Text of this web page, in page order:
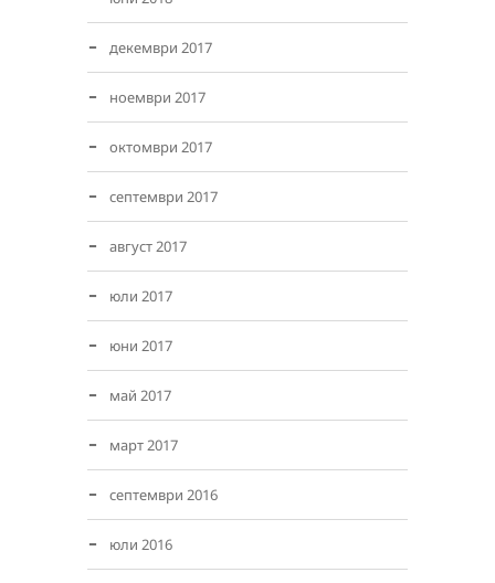
декември 2017
ноември 2017
октомври 2017
септември 2017
август 2017
юли 2017
юни 2017
май 2017
март 2017
септември 2016
юли 2016